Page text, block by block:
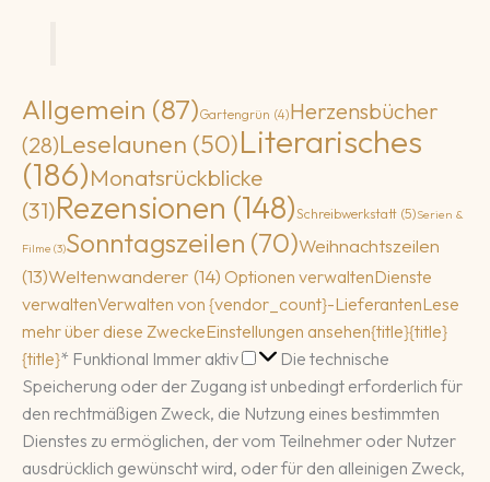
Allgemein (87)Gartengrün (4)Herzensbücher
(28)Leselaunen (50)Literarisches
(186)Monatsrückblicke
(31)Rezensionen (148)Schreibwerkstatt (5)Serien &
Filme (3)Sonntagszeilen (70)Weihnachtszeilen
(13)Weltenwanderer (14) Optionen verwaltenDienste
verwaltenVerwalten von {vendor_count}-LieferantenLese
mehr über diese ZweckeEinstellungen ansehen{title}{title}
{title}* Funktional Immer aktiv Funktional
Die technische
Speicherung oder der Zugang ist unbedingt erforderlich für
den rechtmäßigen Zweck, die Nutzung eines bestimmten
Dienstes zu ermöglichen, der vom Teilnehmer oder Nutzer
ausdrücklich gewünscht wird, oder für den alleinigen Zweck,